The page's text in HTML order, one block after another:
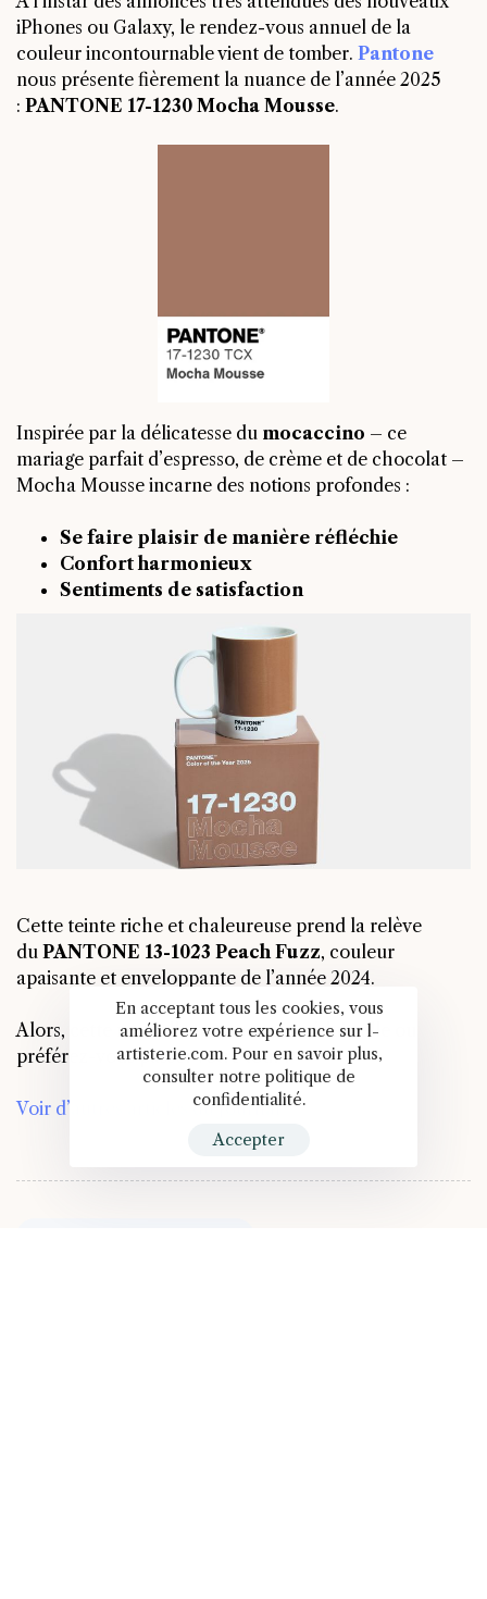
iPhones ou Galaxy, le rendez-vous annuel de la
couleur incontournable vient de tomber. Pantone
nous présente fièrement la nuance de l’année 2025
: PANTONE 17-1230 Mocha Mousse.
Inspirée par la délicatesse du mocaccino – ce
mariage parfait d’espresso, de crème et de chocolat –
Mocha Mousse incarne des notions profondes :
Se faire plaisir de manière réfléchie
Confort harmonieux
Sentiments de satisfaction
Cette teinte riche et chaleureuse prend la relève
du PANTONE 13-1023 Peach Fuzz, couleur
apaisante et enveloppante de l’année 2024.
Alors, cette nouvelle nuance vous séduit-elle ou
préférez-vous passer votre tour ?
Voir d’autres articles du Journal >
En acceptant tous les cookies, vous
améliorez votre expérience sur l-
artisterie.com. Pour en savoir plus,
consulter notre politique de
confidentialité.
Accepter